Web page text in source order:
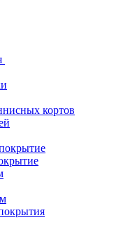
кортов